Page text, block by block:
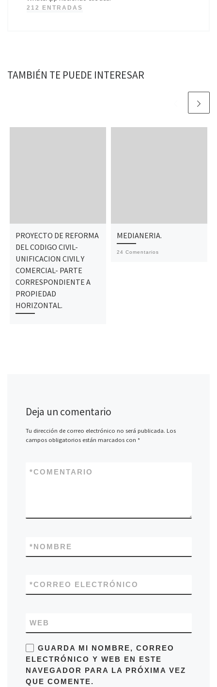
212 ENTRADAS
TAMBIÉN TE PUEDE INTERESAR
PROYECTO DE REFORMA
DEL CODIGO CIVIL-
UNIFICACION CIVIL Y
COMERCIAL- PARTE
CORRESPONDIENTE A
PROPIEDAD
HORIZONTAL.
MEDIANERIA.
24 Comentarios
Deja un comentario
Tu dirección de correo electrónico no será publicada. Los
campos obligatorios están marcados con *
COMENTARIO
*
NOMBRE
*
CORREO ELECTRÓNICO
*
WEB
GUARDA MI NOMBRE, CORREO
ELECTRÓNICO Y WEB EN ESTE
NAVEGADOR PARA LA PRÓXIMA VEZ
QUE COMENTE.